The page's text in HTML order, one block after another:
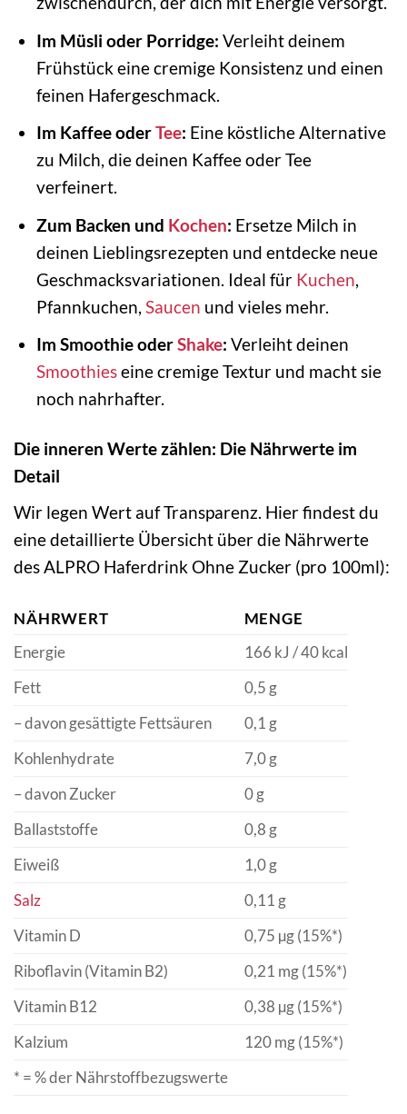
Im Müsli oder Porridge: Verleiht deinem
Frühstück eine cremige Konsistenz und einen
feinen Hafergeschmack.
Im Kaffee oderTee: Eine köstliche Alternative
zu Milch, die deinen Kaffee oder Tee
verfeinert.
Zum Backen und Kochen: Ersetze Milch in
deinen Lieblingsrezepten und entdecke neue
Geschmacksvariationen. Ideal für Kuchen,
Pfannkuchen, Saucen und vieles mehr.
Im Smoothie oderShake: Verleiht deinen
Smoothieseine cremige Textur und macht sie
noch nahrhafter.
Die inneren Werte zählen: Die Nährwerte im
Detail
Wir legen Wert auf Transparenz. Hier findest du
eine detaillierte Übersicht über die Nährwerte
des ALPRO Haferdrink Ohne Zucker (pro 100ml):
NÄHRWERT
MENGE
Energie
166 kJ / 40 kcal
Fett
0,5 g
– davon gesättigte Fettsäuren
0,1 g
Kohlenhydrate
7,0 g
– davon Zucker
0 g
Ballaststoffe
0,8 g
Eiweiß
1,0 g
Salz
0,11 g
Vitamin D
0,75 µg (15%*)
Riboflavin (Vitamin B2)
0,21 mg (15%*)
Vitamin B12
0,38 µg (15%*)
Kalzium
120 mg (15%*)
* = % der Nährstoffbezugswerte